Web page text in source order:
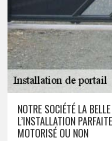
NOTRE SOCIÉTÉ LA
L’INSTALLATION
MOTORISÉ OU NON